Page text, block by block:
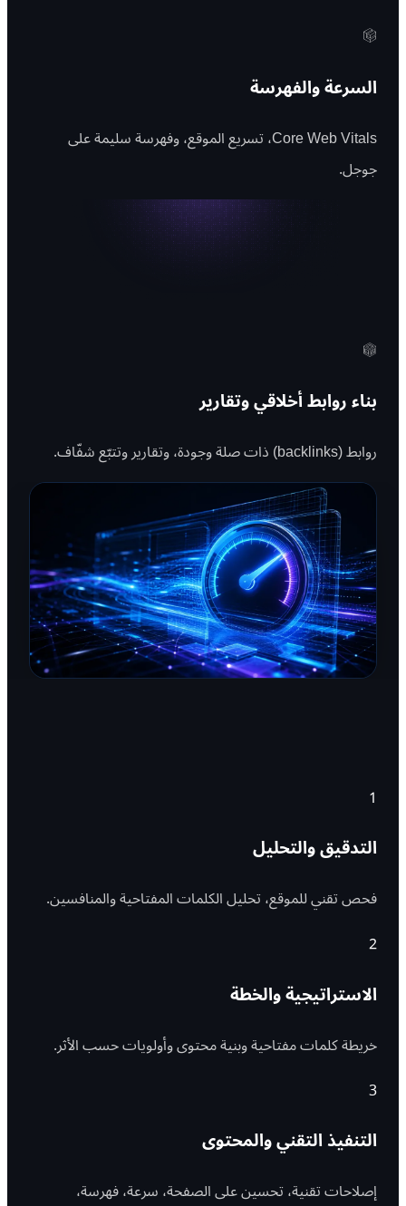
السرعة والفهرسة
Core Web Vitals، تسريع الموقع، وفهرسة سليمة على
جوجل.
بناء روابط أخلاقي وتقارير
روابط (backlinks) ذات صلة وجودة، وتقارير وتتبّع شفّاف.
1
التدقيق والتحليل
فحص تقني للموقع، تحليل الكلمات المفتاحية والمنافسين.
2
الاستراتيجية والخطة
خريطة كلمات مفتاحية وبنية محتوى وأولويات حسب الأثر.
3
التنفيذ التقني والمحتوى
إصلاحات تقنية، تحسين على الصفحة، سرعة، فهرسة،